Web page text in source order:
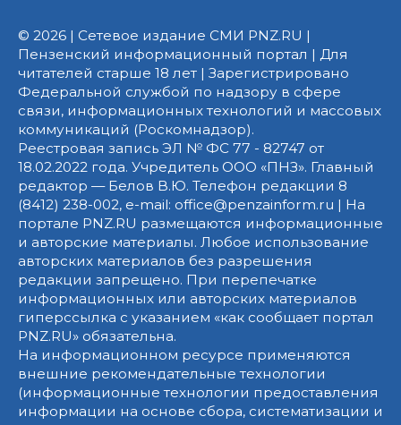
© 2026 | Сетевое издание СМИ PNZ.RU |
Пензенский информационный портал | Для
читателей старше 18 лет | Зарегистрировано
Федеральной службой по надзору в сфере
связи, информационных технологий и массовых
коммуникаций (Роскомнадзор).
Реестровая запись ЭЛ № ФС 77 - 82747 от
18.02.2022 года. Учредитель ООО «ПНЗ». Главный
редактор — Белов В.Ю. Телефон редакции 8
(8412) 238-002, e-mail: office@penzainform.ru | На
портале PNZ.RU размещаются информационные
и авторские материалы. Любое использование
авторских материалов без разрешения
редакции запрещено. При перепечатке
информационных или авторских материалов
гиперссылка с указанием «как сообщает портал
PNZ.RU» обязательна.
На информационном ресурсе применяются
внешние рекомендательные технологии
(информационные технологии предоставления
информации на основе сбора, систематизации и